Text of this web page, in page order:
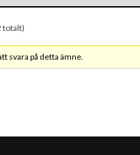
totalt)
svara på detta ämne.